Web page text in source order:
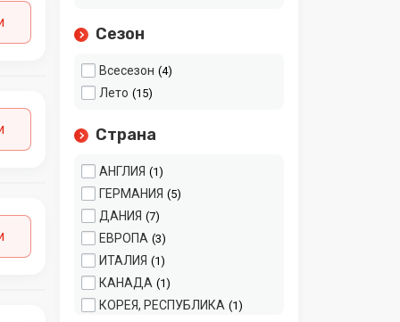
Сезон
Всесезон 4
Лето 15
Страна
АНГЛИЯ 1
ГЕРМАНИЯ 5
ДАНИЯ 7
ЕВРОПА 3
ИТАЛИЯ 1
КАНАДА 1
КОРЕЯ, РЕСПУБЛИКА 1